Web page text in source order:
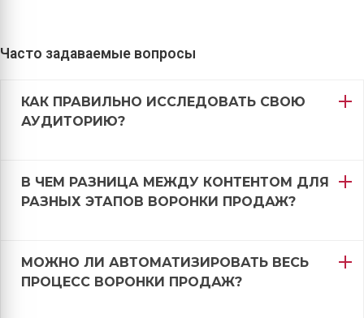
Часто задаваемые вопросы
КАК ПРАВИЛЬНО ИССЛЕДОВАТЬ СВОЮ
АУДИТОРИЮ?
В ЧЕМ РАЗНИЦА МЕЖДУ КОНТЕНТОМ ДЛЯ
РАЗНЫХ ЭТАПОВ ВОРОНКИ ПРОДАЖ?
МОЖНО ЛИ АВТОМАТИЗИРОВАТЬ ВЕСЬ
ПРОЦЕСС ВОРОНКИ ПРОДАЖ?